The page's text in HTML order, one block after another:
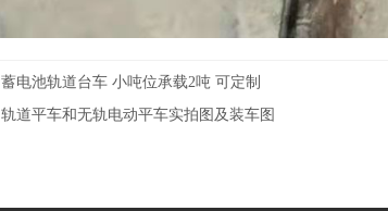
蓄电池轨道台车 小吨位承载2吨 可定制
轨道平车和无轨电动平车实拍图及装车图